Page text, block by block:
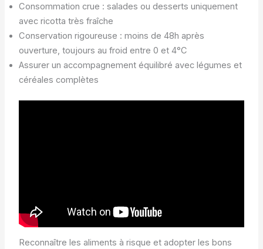
Consommation crue : salades ou desserts uniquement
avec ricotta très fraîche
Conservation rigoureuse : moins de 48h après
ouverture, toujours au froid entre 0 et 4°C
Assurer un accompagnement équilibré avec légumes et
céréales complètes
Reconnaître les aliments à risque et adopter les bons